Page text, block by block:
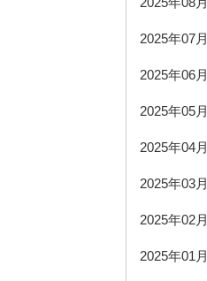
2025年07月
2025年06月
2025年05月
2025年04月
2025年03月
2025年02月
2025年01月